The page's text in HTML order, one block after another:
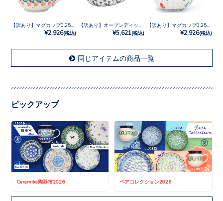
【訳あり】マグカップ0.25L No.858
¥2,926(税込) ¥5,621 (税込)
【訳あり】マグカップ0.25L No.3343X
¥2,926(税込)
同じアイテムの商品一覧
ピックアップ
Ceramika陶器市2026 ペアコレクション2026